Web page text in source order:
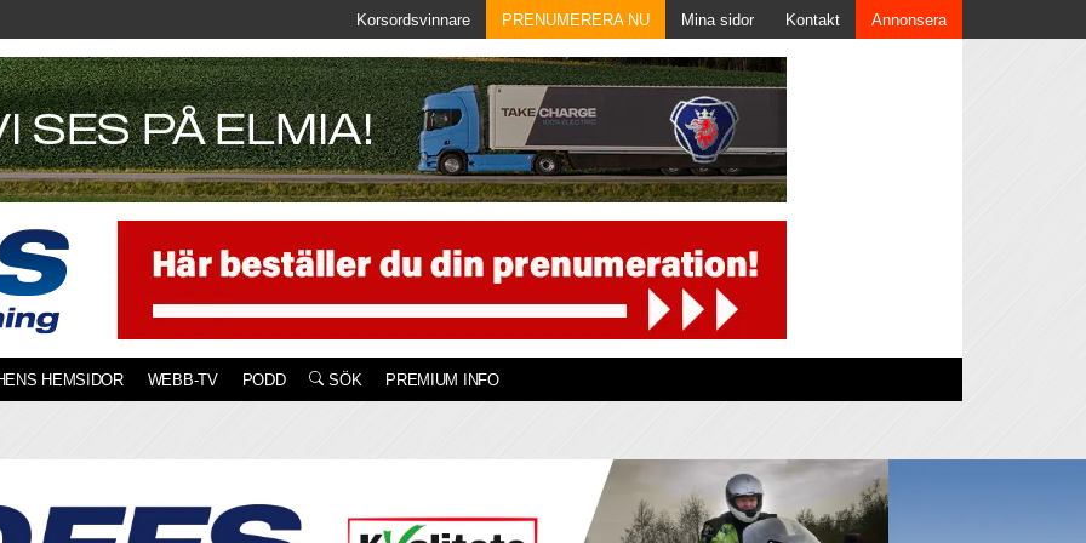
Korsordsvinnare PRENUMERERA NU Mina sidor Kontakt Annonsera
HEMSIDOR WEBB-TV PODD SÖK PREMIUM INFO